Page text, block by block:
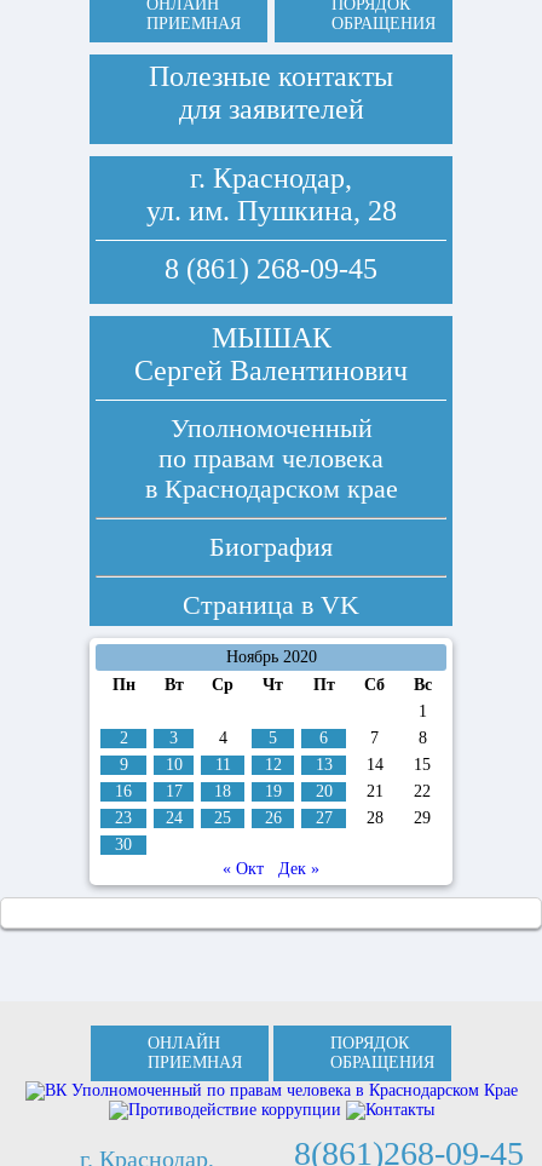
ОНЛАЙН
ПРИЕМНАЯ
ПОРЯДОК
ОБРАЩЕНИЯ
Полезные контакты
для заявителей
г. Краснодар,
ул. им. Пушкина, 28
8 (861) 268-09-45
МЫШАК
Сергей Валентинович
Уполномоченный
по правам человека
в Краснодарском крае
Биография
Страница в VK
Ноябрь 2020
Пн
Вт Ср Чт Пт Сб
Вс
1
2
3 4 5 6 7
8
9
10 11 12 13 14
15
16
17 18 19 20 21
22
23
24 25 26 27 28
29
30
« Окт
Дек »
ОНЛАЙН
ПРИЕМНАЯ
ПОРЯДОК
ОБРАЩЕНИЯ
г. Краснодар, 8(861)268-09-45